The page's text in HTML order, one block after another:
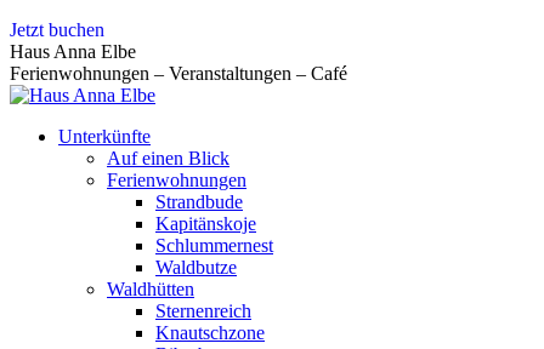
Zum
Inhalt
springen
Jetzt buchen
Haus Anna Elbe
Ferienwohnungen – Veranstaltungen – Café
Unterkünfte
Auf einen Blick
Ferienwohnungen
Strandbude
Kapitänskoje
Schlummernest
Waldbutze
Waldhütten
Sternenreich
Knautschzone